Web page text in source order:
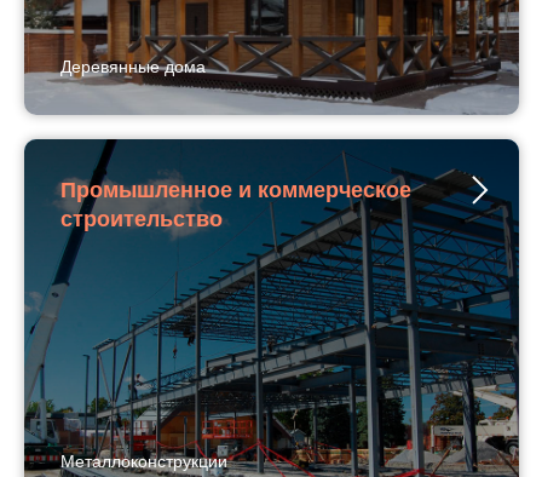
Деревянные дома
Промышленное и коммерческое
строительство
Металлоконструкции